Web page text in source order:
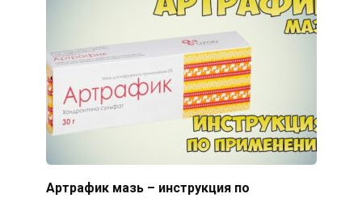
Артрафик мазь – инструкция по